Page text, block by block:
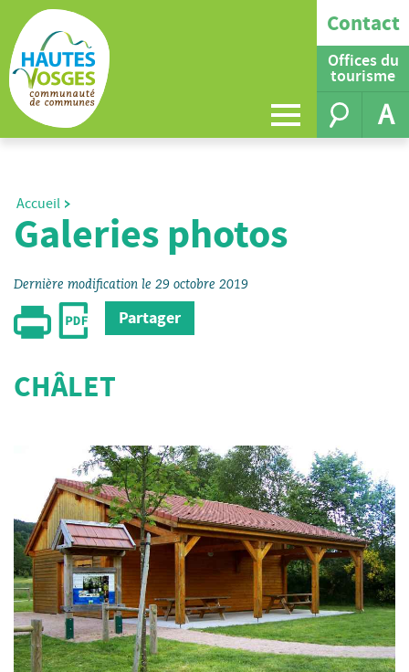
Contact
Offices du
tourisme
A
Accueil
Galeries photos
Dernière modification le 29 octobre 2019
Partager
CHÂLET